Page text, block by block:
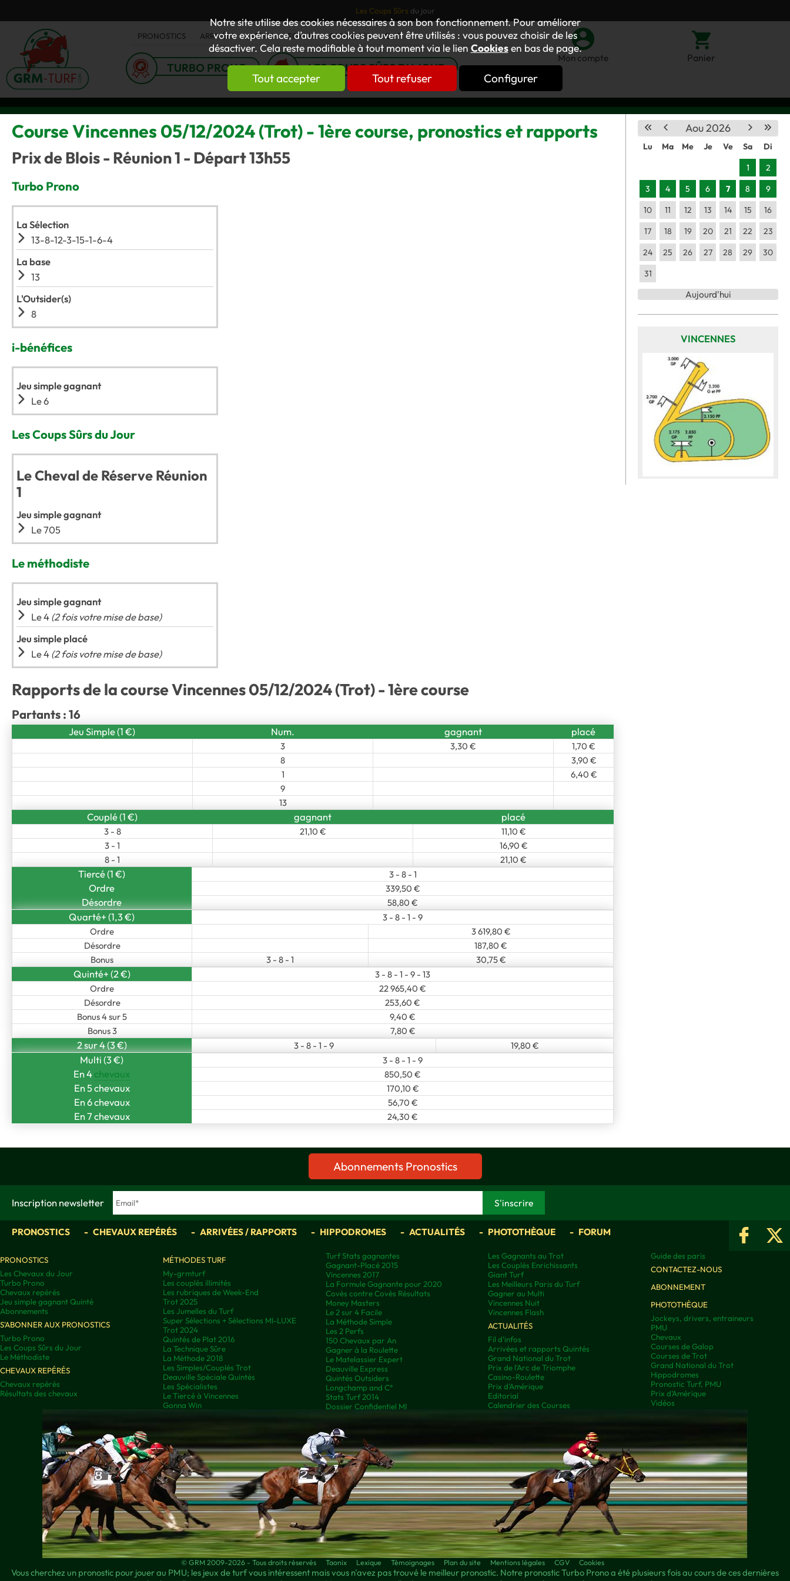
Notre site utilise des cookies nécessaires à son bon fonctionnement. Pour améliorer
votre expérience, d’autres cookies peuvent être utilisés : vous pouvez choisir de les
désactiver. Cela reste modifiable à tout moment via le lien Cookiesen bas de page.
Tout accepter Tout refuser Configurer
Les Coups Sûrs du jour
PRONOSTICS ARRIVÉES ACTUS FORUM OUVRAGES GNT
TURBO PRONO LES COUPS SÛRS DU JOUR
Mon compte Panier
Aou 2026
Lu Ma Me Je Ve Sa
Di
1
2
3
4 5 6 7 8
9
10
11 12 13 14 15
16
17
18 19 20 21 22
23
24
25 26 27 28 29
30
31
Aujourd'hui
VINCENNES
Course Vincennes 05/12/2024 (Trot) - 1ère course, pronostics et rapports
Prix de Blois - Réunion 1 - Départ 13h55
Turbo Prono
La Sélection
13-8-12-3-15-1-6-4
La base
13
L'Outsider(s)
8
i-bénéfices
Jeu simple gagnant
Le 6
Les Coups Sûrs du Jour
Le Cheval de Réserve Réunion
1
Jeu simple gagnant
Le 705
Le méthodiste
Jeu simple gagnant
Le 4(2 fois votre mise de base)
Jeu simple placé
Le 4(2 fois votre mise de base)
Rapports de la course Vincennes 05/12/2024 (Trot) - 1ère course
Partants : 16
Jeu Simple (1 €) Num. gagnant placé
3 3,30 €
1,70 €
8
3,90 €
1
6,40 €
9
13
Couplé (1 €) gagnant placé
3 - 8 21,10 €
11,10 €
3 - 1
16,90 €
8 - 1
21,10 €
Tiercé (1 €) 3 - 8 - 1
Ordre 339,50 €
Désordre 58,80 €
Quarté+ (1,3 €)
3 - 8 - 1 - 9
Ordre
3 619,80 €
Désordre
187,80 €
Bonus
3 - 8 - 1 30,75 €
Quinté+ (2 €)
3 - 8 - 1 - 9 - 13
Ordre
22 965,40 €
Désordre
253,60 €
Bonus 4 sur 5
9,40 €
Bonus 3
7,80 €
2 sur 4 (3 €) 3 - 8 - 1 - 9 19,80 €
Multi (3 €) 3 - 8 - 1 - 9
En 4chevaux 850,50 €
En 5 chevaux 170,10 €
En 6 chevaux 56,70 €
En 7 chevaux 24,30 €
Abonnements Pronostics
Inscription newsletter
PRONOSTICS CHEVAUX REPÉRÉS ARRIVÉES / RAPPORTS HIPPODROMES ACTUALITÉS PHOTOTHÈQUE FORUM
PRONOSTICS
Les Chevaux du Jour
Turbo Prono
Chevaux repérés
Jeu simple gagnant Quinté
Abonnements
S'ABONNER AUX PRONOSTICS
Turbo Prono
Les Coups Sûrs du Jour
Le Méthodiste
CHEVAUX REPÉRÉS
Chevaux repérés
Résultats des chevaux
MÉTHODES TURF
My-grmturf
Les couplés illimités
Les rubriques de Week-End
Trot 2025
Les Jumelles du Turf
Super Sélections + Sélections MI-LUXE
Trot 2024
Quintés de Plat 2016
La Technique Sûre
La Méthode 2018
Les Simples/Couplés Trot
Deauville Spéciale Quintés
Les Spécialistes
Le Tiercé à Vincennes
Gonna Win
Turf Stats gagnantes
Gagnant-Placé 2015
Vincennes 2017
La Formule Gagnante pour 2020
Covès contre Covès Résultats
Money Masters
Le 2 sur 4 Facile
La Méthode Simple
Les 2 Perfs
150 Chevaux par An
Gagner à la Roulette
Le Matelassier Expert
Deauville Express
Quintés Outsiders
Longchamp and C°
Stats Turf 2014
Dossier Confidentiel MI
Les Gagnants au Trot
Les Couplés Enrichissants
Giant Turf
Les Meilleurs Paris du Turf
Gagner au Multi
Vincennes Nuit
Vincennes Flash
ACTUALITÉS
Fil d'infos
Arrivées et rapports Quintés
Grand National du Trot
Prix de l'Arc de Triomphe
Casino-Roulette
Prix d'Amérique
Editorial
Calendrier des Courses
Guide des paris
CONTACTEZ-NOUS
ABONNEMENT
PHOTOTHÈQUE
Jockeys, drivers, entraineurs
PMU
Chevaux
Courses de Galop
Courses de Trot
Grand National du Trot
Hippodromes
Pronostic Turf, PMU
Prix d’Amérique
Vidéos
© GRM 2009-2026 - Tous droits réservés Taonix Lexique Témoignages Plan du site Mentions légales CGV Cookies
Vous cherchez un pronostic pour jouer au PMU; les jeux de turf vous intéressent mais vous n'avez pas trouvé le meilleur pronostic. Notre pronostic Turbo Prono a été plusieurs fois au cours de ces dernières